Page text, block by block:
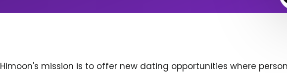
Himoon's mission is to offer new dating opportunities where